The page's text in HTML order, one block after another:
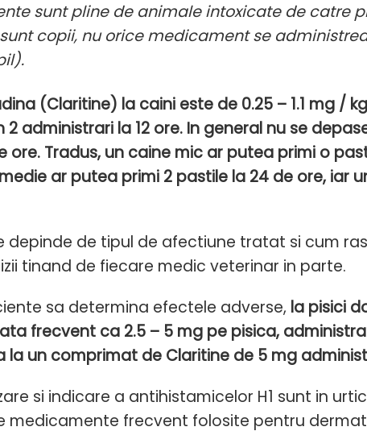
sunt pline de animale intoxicate de catre
copii, nu orice medicament se
(Claritine) la caini este de 0.25 – 1.1 mg /
administrari la 12 ore. In general nu se
ore. Tradus, un caine mic ar putea primi o
ar putea primi 2 pastile la 24 de ore, iar
depinde de tipul de afectiune tratat si cum
tinand de fiecare medic veterinar in parte.
sa determina efectele adverse, la pisici
frecvent ca 2.5 – 5 mg pe pisica,
un comprimat de Claritine de 5 mg
si indicare a antihistamicelor H1 sunt in
medicamente frecvent folosite pentru